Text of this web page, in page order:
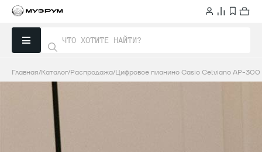
Главная Каталог Распродажа Цифровое пианино Casio Celviano AP-300